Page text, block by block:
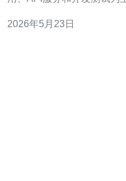
的性能，同时显著降低成本
2026年5月23日